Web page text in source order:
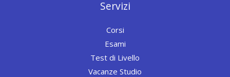
Servizi
Corsi
Esami
Test di Livello
Vacanze Studio